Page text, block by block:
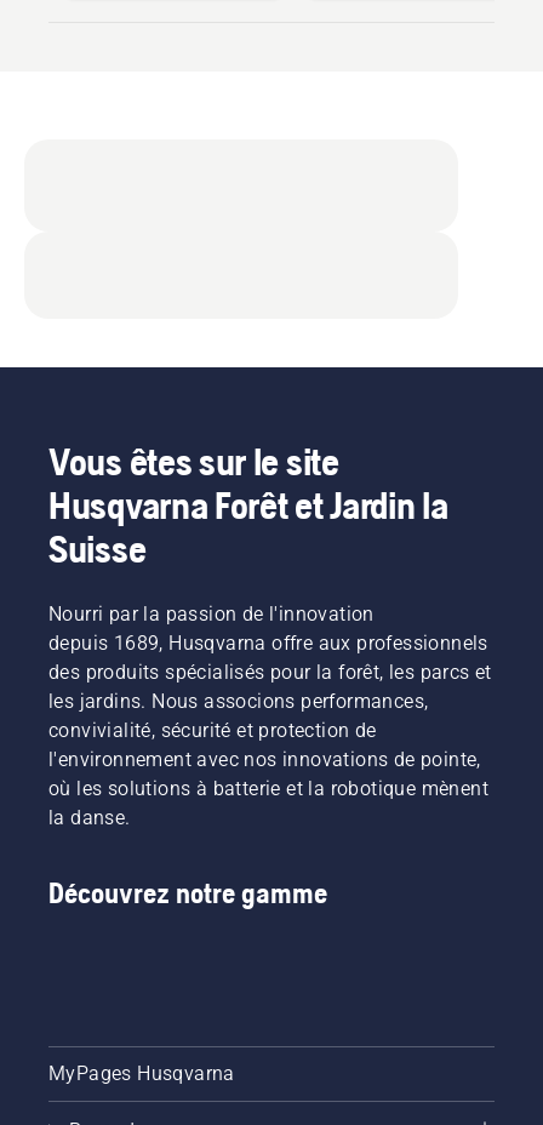
Vous êtes sur le site
Husqvarna Forêt et Jardin la
Suisse
Nourri par la passion de l'innovation
depuis 1689, Husqvarna offre aux professionnels
des produits spécialisés pour la forêt, les parcs et
les jardins. Nous associons performances,
convivialité, sécurité et protection de
l'environnement avec nos innovations de pointe,
où les solutions à batterie et la robotique mènent
la danse.
Découvrez notre gamme
MyPages Husqvarna